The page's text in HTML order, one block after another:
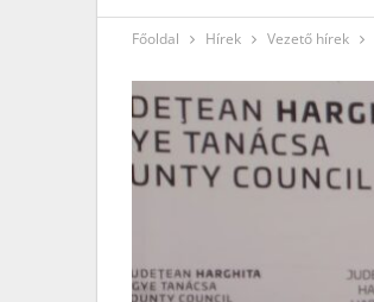
Főoldal Hírek Vezető hírek